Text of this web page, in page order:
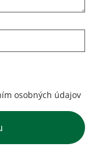
osobných údajov